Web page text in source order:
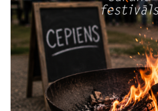
ThreadsFacebookYoutube
X